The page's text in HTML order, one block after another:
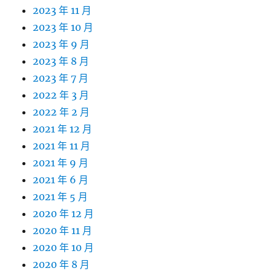
2023 年 11 月
2023 年 10 月
2023 年 9 月
2023 年 8 月
2023 年 7 月
2022 年 3 月
2022 年 2 月
2021 年 12 月
2021 年 11 月
2021 年 9 月
2021 年 6 月
2021 年 5 月
2020 年 12 月
2020 年 11 月
2020 年 10 月
2020 年 8 月